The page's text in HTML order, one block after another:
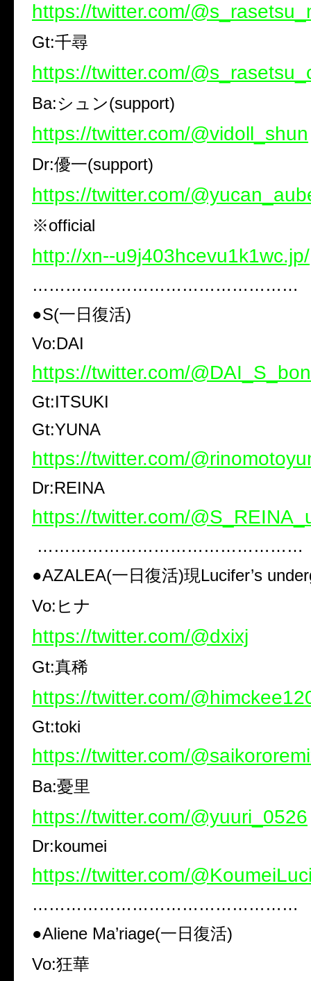
https://twitter.com/
Gt:千尋
https://twitter.com/
Ba:シュン(support)
https://twitter.com/@vidoll_shun
Dr:優一(support)
https://twitter.com/
※official
http://xn--u9j403hcevu1k1wc.jp/
…………………………………………
●S(一日復活)
Vo:DAI
https://twitter.com/
Gt:ITSUKI
Gt:YUNA
https://twitter.com/
Dr:REINA
https://twitter.com/
…………………………………………
●AZALEA(一日復活)現Lucifer’s
Vo:ヒナ
https://twitter.com/@dxixj
Gt:真稀
https://twitter.com/
Gt:toki
https://twitter.com/
Ba:憂里
https://twitter.com/@yuuri_0526
Dr:koumei
https://twitter.com/
…………………………………………
●Aliene Ma’riage(一日復活)
Vo:狂華